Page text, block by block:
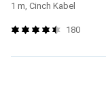
1 m, Cinch Kabel
180